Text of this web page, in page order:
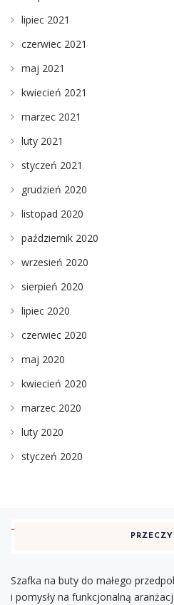
lipiec 2021
czerwiec 2021
maj 2021
kwiecień 2021
marzec 2021
luty 2021
styczeń 2021
grudzień 2020
listopad 2020
październik 2020
wrzesień 2020
sierpień 2020
lipiec 2020
czerwiec 2020
maj 2020
kwiecień 2020
marzec 2020
luty 2020
styczeń 2020
Szafka na buty do małego
i pomysły na funkcjonalną